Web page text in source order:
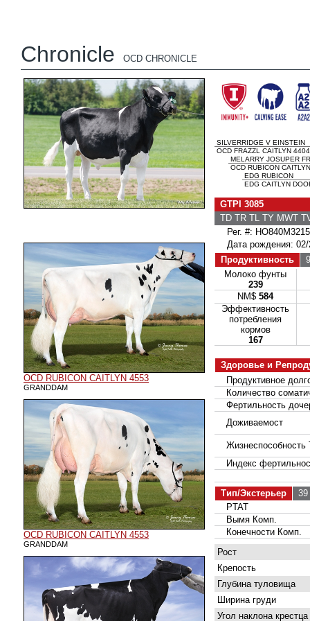
Chronicle OCD CHRONICLE
OCD RUBICON CAITLYN 4553
GRANDDAM
OCD RUBICON CAITLYN 4553
GRANDDAM
SILVERRIDGE V EINSTEIN
OCD FRAZZL CAITLYN
MELARRY JOSUPER
OCD RUBICON
EDG RUBICON
EDG CAITLYN
GTPI 3085
TD TR TL TY MWT
Рег. #:
Дата рождения: 02/
Продуктивность
Молоко фунты
239
NM$ 584
Эффективность
потребления
кормов
167
Здоровье и
Продуктивное
Количество
Фертильность
Доживаемост
Жизнеспособность
Индекс
Тип/Экстерьер
39
PTAT
Вымя Комп.
Конечности Комп.
Рост
Крепость
Глубина туловища
Ширина груди
Угол наклона крестца